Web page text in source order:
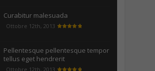
Curabitur malesuada
Ottobre 12th, 2013
Pellentesque pellentesque tempor
tellus eget hendrerit
Ottobre 12th, 2013